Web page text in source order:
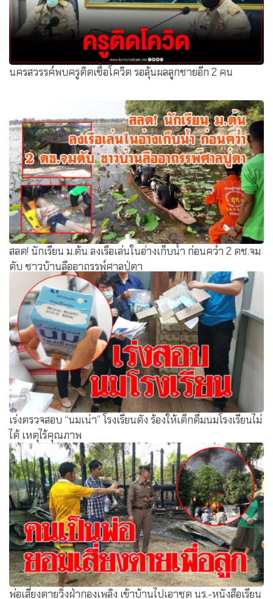
นครสวรรค์พบครูติดเชื้อโควิด รอลุ้นผลลูกชายอีก 2 คน
สลด! นักเรียน ม.ต้น ลงเรือเล่นในอ่างเก็บน้ำ ก่อนคว่ำ 2 ดช.จม
ดับ ชาวบ้านลืออาถรรพ์ศาลปู่ตา
เร่งตรวจสอบ “นมเน่า” โรงเรียนดัง ร้องให้เด็กดื่มนมโรงเรียนไม่
ได้ เหตุไร้คุณภาพ
พ่อเสี่ยงตายวิ่งฝ่ากองเพลิง เข้าบ้านไปเอาชุด นร.-หนังสือเรียน